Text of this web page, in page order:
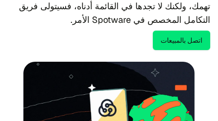
تهمك، ولكنك لا تجدها في القائمة أدناه، فسيتولى فريق
التكامل المخصص في Spotware الأمر.
اتصل بالمبيعات